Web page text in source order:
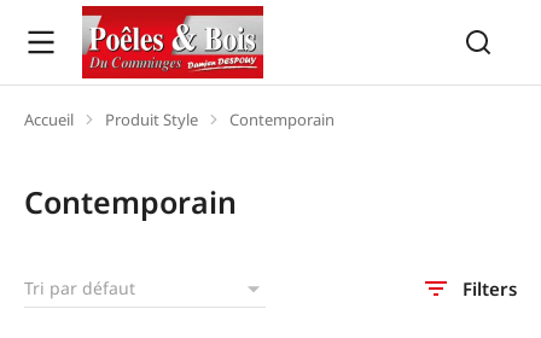
Vous êtes ici :
Accueil Produit Style Contemporain
Contemporain
Filters